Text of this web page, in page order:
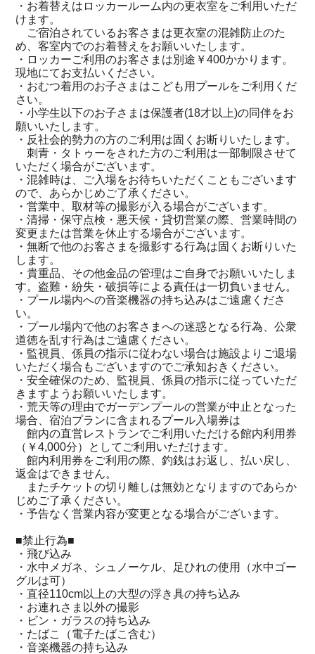
・お着替えはロッカールーム内の更衣室をご利用いただ
けます。
ご宿泊されているお客さまは更衣室の混雑防止のた
め、客室内でのお着替えをお願いいたします。
・ロッカーご利用のお客さまは別途￥400かかります。
現地にてお支払いください。
・おむつ着用のお子さまはこども用プールをご利用くだ
さい。
・小学生以下のお子さまは保護者(18才以上)の同伴をお
願いいたします。
・反社会的勢力の方のご利用は固くお断りいたします。
刺青・タトゥーをされた方のご利用は一部制限させて
いただく場合がございます。
・混雑時は、ご入場をお待ちいただくこともございます
ので、あらかじめご了承ください。
・営業中、取材等の撮影が入る場合がございます。
・清掃・保守点検・悪天候・貸切営業の際、営業時間の
変更または営業を休止する場合がございます。
・無断で他のお客さまを撮影する行為は固くお断りいた
します。
・貴重品、その他金品の管理はご自身でお願いいたしま
す。盗難・紛失・破損等による責任は一切負いません。
・プール場内への音楽機器の持ち込みはご遠慮くださ
い。
・プール場内で他のお客さまへの迷惑となる行為、公衆
道徳を乱す行為はご遠慮ください。
・監視員、係員の指示に従わない場合は施設よりご退場
いただく場合もございますのでご承知おきください。
・安全確保のため、監視員、係員の指示に従っていただ
きますようお願いいたします。
・荒天等の理由でガーデンプールの営業が中止となった
場合、宿泊プランに含まれるプール入場券は
館内の直営レストランでご利用いただける館内利用券
（￥4,000分）としてご利用いただけます。
館内利用券をご利用の際、釣銭はお返し、払い戻し、
返金はできません。
またチケットの切り離しは無効となりますのであらか
じめご了承ください。
・予告なく営業内容が変更となる場合がございます。
■禁止行為■
・飛び込み
・水中メガネ、シュノーケル、足ひれの使用（水中ゴー
グルは可）
・直径110cm以上の大型の浮き具の持ち込み
・お連れさま以外の撮影
・ビン・ガラスの持ち込み
・たばこ（電子たばこ含む）
・音楽機器の持ち込み